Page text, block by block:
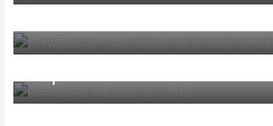
FESTIVALES